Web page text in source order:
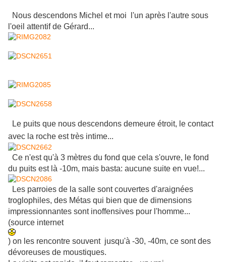
Nous descendons Michel et moi l'un après l'autre sous
l'oeil attentif de Gérard...
Le puits que nous descendons demeure étroit, le contact
avec la roche est très intime...
Ce n'est qu'à 3 mètres du fond que cela s'ouvre, le fond
du puits est là -10m, mais basta: aucune suite en vue!...
Les parroies de la salle sont couvertes d'araignées
troglophiles, des Métas qui bien que de dimensions
impressionnantes sont inoffensives pour l'homme...
(source internet
) on les rencontre souvent jusqu'à -30, -40m, ce sont des
dévoreuses de moustiques.